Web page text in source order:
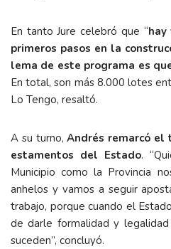
En tanto Jure celebró que “hay
primeros pasos en la
lema de este programa es
En total, son más 8.000 lotes
Lo Tengo, resaltó.
A su turno,Andrés remarcó
estamentos del Estado.
Municipio como la Provincia
anhelos y vamos a seguir
trabajo, porque cuando el
de darle formalidad y
suceden”, concluyó.